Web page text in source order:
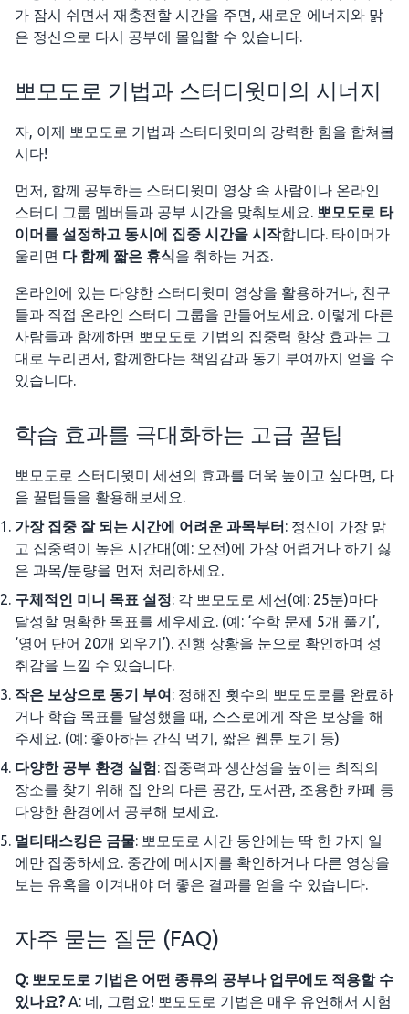
가 잠시 쉬면서 재충전할 시간을 주면, 새로운 에너지와 맑
은 정신으로 다시 공부에 몰입할 수 있습니다.
뽀모도로 기법과 스터디윗미의 시너지
자, 이제 뽀모도로 기법과 스터디윗미의 강력한 힘을 합쳐봅
시다!
먼저, 함께 공부하는 스터디윗미 영상 속 사람이나 온라인
스터디 그룹 멤버들과 공부 시간을 맞춰보세요. 뽀모도로 타
이머를 설정하고 동시에 집중 시간을 시작합니다. 타이머가
울리면 다 함께 짧은 휴식을 취하는 거죠.
온라인에 있는 다양한 스터디윗미 영상을 활용하거나, 친구
들과 직접 온라인 스터디 그룹을 만들어보세요. 이렇게 다른
사람들과 함께하면 뽀모도로 기법의 집중력 향상 효과는 그
대로 누리면서, 함께한다는 책임감과 동기 부여까지 얻을 수
있습니다.
학습 효과를 극대화하는 고급 꿀팁
뽀모도로 스터디윗미 세션의 효과를 더욱 높이고 싶다면, 다
음 꿀팁들을 활용해보세요.
가장 집중 잘 되는 시간에 어려운 과목부터: 정신이 가장 맑
고 집중력이 높은 시간대(예: 오전)에 가장 어렵거나 하기 싫
은 과목/분량을 먼저 처리하세요.
구체적인 미니 목표 설정: 각 뽀모도로 세션(예: 25분)마다
달성할 명확한 목표를 세우세요. (예: ‘수학 문제 5개 풀기’,
‘영어 단어 20개 외우기’). 진행 상황을 눈으로 확인하며 성
취감을 느낄 수 있습니다.
작은 보상으로 동기 부여: 정해진 횟수의 뽀모도로를 완료하
거나 학습 목표를 달성했을 때, 스스로에게 작은 보상을 해
주세요. (예: 좋아하는 간식 먹기, 짧은 웹툰 보기 등)
다양한 공부 환경 실험: 집중력과 생산성을 높이는 최적의
장소를 찾기 위해 집 안의 다른 공간, 도서관, 조용한 카페 등
다양한 환경에서 공부해 보세요.
멀티태스킹은 금물: 뽀모도로 시간 동안에는 딱 한 가지 일
에만 집중하세요. 중간에 메시지를 확인하거나 다른 영상을
보는 유혹을 이겨내야 더 좋은 결과를 얻을 수 있습니다.
자주 묻는 질문 (FAQ)
Q: 뽀모도로 기법은 어떤 종류의 공부나 업무에도 적용할 수
있나요?A: 네, 그럼요! 뽀모도로 기법은 매우 유연해서 시험